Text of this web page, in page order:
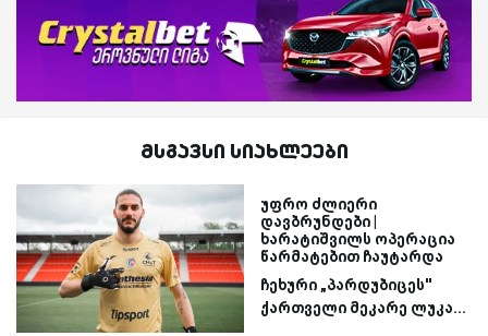
მსგავსი სიახლეები
უფრო ძლიერი
დავბრუნდები |
ხარატიშვილს ოპერაცია
წარმატებით ჩაუტარდა
ჩეხური „პარდუბიცეს''
ქართველი მეკარე ლუკა...